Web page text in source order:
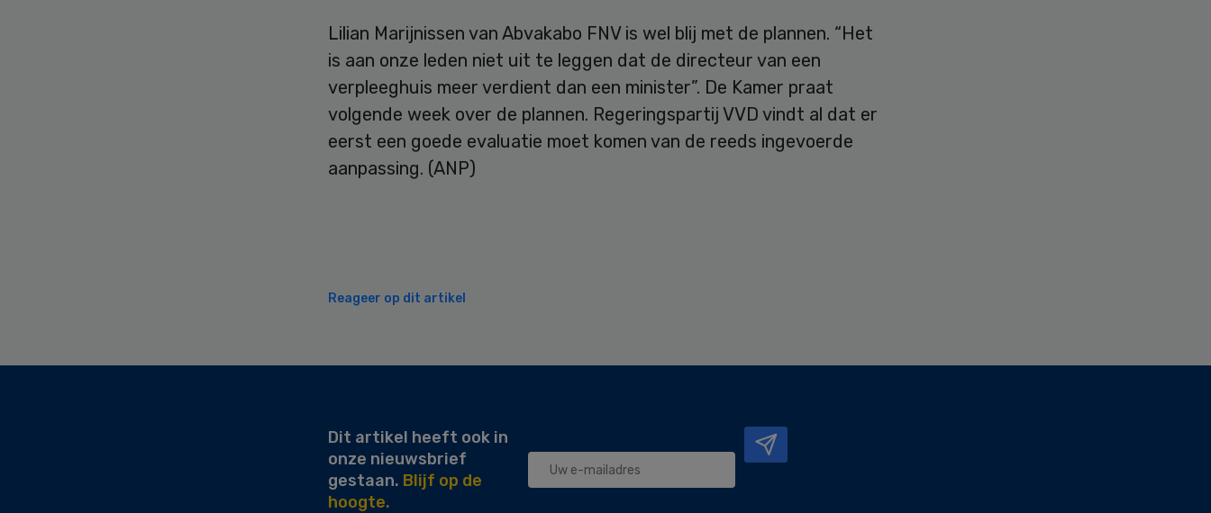
Lilian Marijnissen van Abvakabo FNV is wel blij met de plannen. “Het
is aan onze leden niet uit te leggen dat de directeur van een
verpleeghuis meer verdient dan een minister”. De Kamer praat
volgende week over de plannen. Regeringspartij VVD vindt al dat er
eerst een goede evaluatie moet komen van de reeds ingevoerde
aanpassing. (ANP)
Reageer op dit artikel
Dit artikel heeft ook in
onze nieuwsbrief
gestaan. Blijf op de
hoogte.